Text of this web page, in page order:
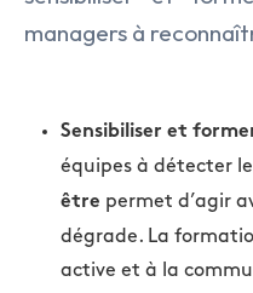
managers à
Sensibiliser et
équipes à détecter
être permet d’agir
dégrade. La
active et à la